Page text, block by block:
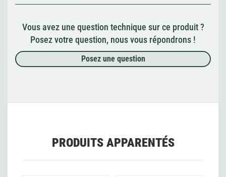
Vous avez une question technique sur ce produit ?
Posez votre question, nous vous répondrons !
Posez une question
PRODUITS APPARENTÉS